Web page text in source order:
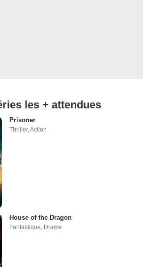
les + attendues
Prisoner
Thriller,Action
House of the Dragon
Fantastique, Drame